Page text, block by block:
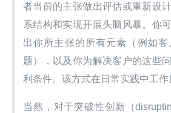
者当前的主张做出评估或重新设
系结构和实现开展头脑风暴。你
出你所主张的所有元素（例如客
题），以及你为解决客户的这些
利条件。该方式在日常实践中工作
当然，对于突破性创新（